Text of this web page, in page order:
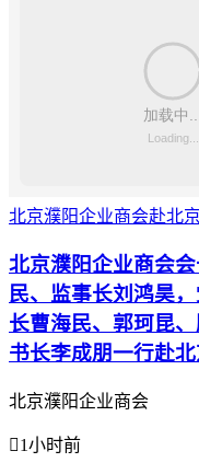
北京濮阳企业商会赴北
北京濮阳企业商会
民、监事长刘鸿昊
长曹海民、郭珂昆
书长李成朋一行赴
北京濮阳企业商会
1小时前